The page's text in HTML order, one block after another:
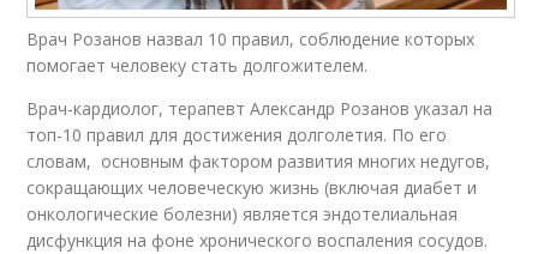
Врач Розанов назвал 10 правил, соблюдение которых
помогает человеку стать долгожителем.
Врач-кардиолог, терапевт Александр Розанов указал на
топ-10 правил для достижения долголетия. По его
словам, основным фактором развития многих недугов,
сокращающих человеческую жизнь (включая диабет и
онкологические болезни) является эндотелиальная
дисфункция на фоне хронического воспаления сосудов.